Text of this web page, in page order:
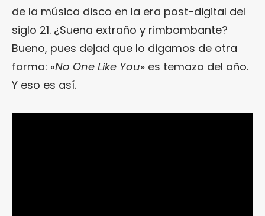
de la música disco en la era post-digital del
siglo 21. ¿Suena extraño y rimbombante?
Bueno, pues dejad que lo digamos de otra
forma: «No One Like You» es temazo del año.
Y eso es así.